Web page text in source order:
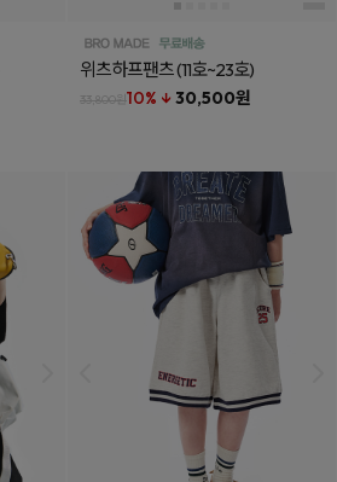
위츠하프팬츠(11호~23호)
33,800원10% ↓ 30,500원